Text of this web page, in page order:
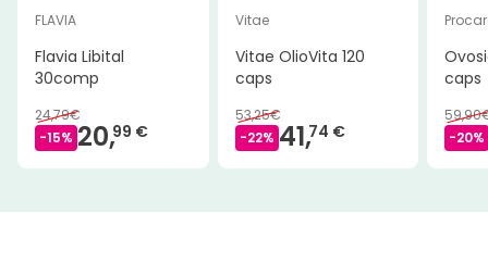
FLAVIA
Flavia Libital
30comp
24,79€
-15% 20,99 €
Vitae
Vitae OlioVita 120
caps
53,25€
-22% 41,74 €
caps
-20%